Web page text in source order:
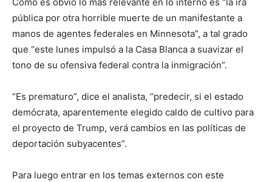
Como es obvio lo más relevante en lo interno es “la ira
pública por otra horrible muerte de un manifestante a
manos de agentes federales en Minnesota”, a tal grado
que “este lunes impulsó a la Casa Blanca a suavizar el
tono de su ofensiva federal contra la inmigración”.
“Es prematuro”, dice el analista, “predecir, si el estado
demócrata, aparentemente elegido caldo de cultivo para
el proyecto de Trump, verá cambios en las políticas de
deportación subyacentes”.
Para luego entrar en los temas externos con este